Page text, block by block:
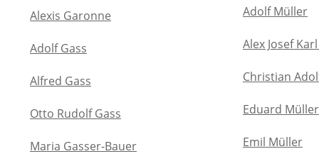
Alexis Garonne
Adolf Gass
Alfred Gass
Otto Rudolf Gass
Maria Gasser-Bauer
Adolf Müller
Alex Josef
Christian
Eduard Müller
Emil Müller